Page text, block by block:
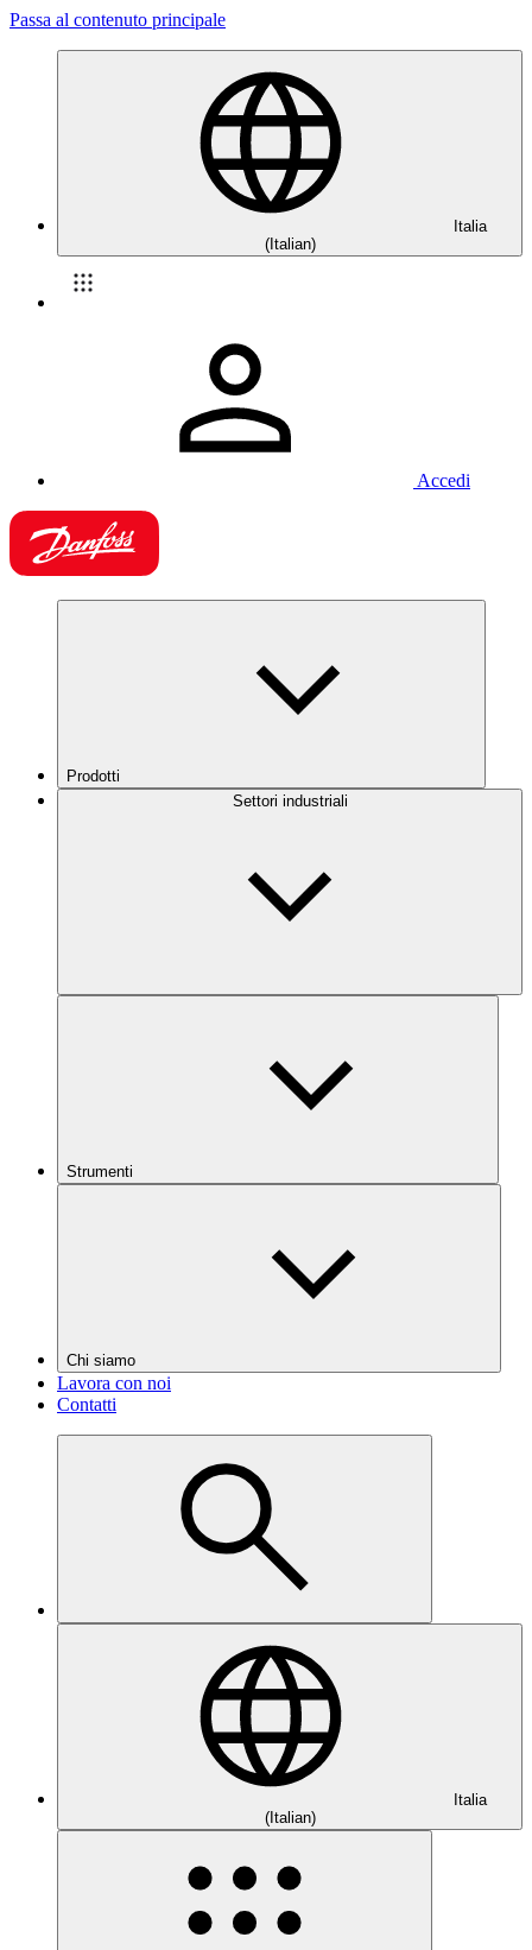
Passa al contenuto principale
Italia
(Italian)
Accedi
Prodotti
Settori industriali
Strumenti
Chi siamo
Lavora con noi
Contatti
Italia
(Italian)